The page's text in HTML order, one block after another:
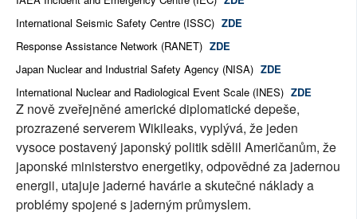
International Seismic Safety Centre (ISSC) ZDE
Response Assistance Network (RANET) ZDE
Japan Nuclear and Industrial Safety Agency (NISA) ZDE
International Nuclear and Radiological Event Scale (INES) ZDE
Z nově zveřejněné americké diplomatické depeše,
prozrazené serverem Wikileaks, vyplývá, že jeden
vysoce postavený japonský politik sdělil Američanům, že
japonské ministerstvo energetiky, odpovědné za jadernou
energii, utajuje jaderné havárie a skutečné náklady a
problémy spojené s jaderným průmyslem.